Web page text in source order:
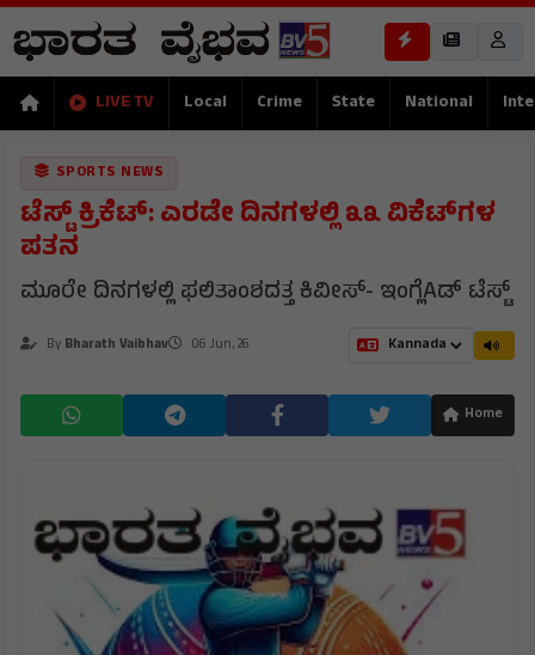
LIVE TV Local Crime State National
SPORTS NEWS
ಟೆಸ್ಟ್ ಕ್ರಿಕೆಟ್: ಎರಡೇ ದಿನಗಳಲ್ಲಿ ೩೩ ವಿಕೆಟ್‌ಗಳ
ಪತನ
ಮೂರೇ ದಿನಗಳಲ್ಲಿ ಫಲಿತಾಂಶದತ್ತ ಕಿವೀಸ್- ಇಂಗ್ಲೆAಡ್ ಟೆಸ್ಟ್
By Bharath Vaibhav 06 Jun, 26
Home